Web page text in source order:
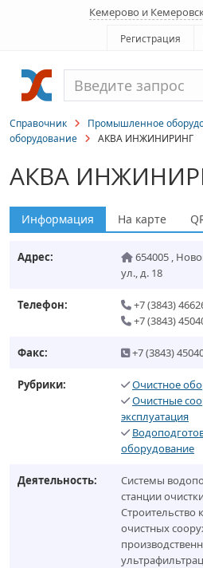
Кемерово и
Регистрация
Справочник Промышленное
оборудование
АКВА ИНЖИНИРИНГ
АКВА
Информация На карте
Адрес: 654005 ,
ул., д. 18
Телефон:
+7 (3843)
+7 (3843)
Факс: +7 (3843)
Рубрики:
Очистное
Очистные
эксплуатация
оборудование
Деятельность:
Системы
станции
Строительство
очистных